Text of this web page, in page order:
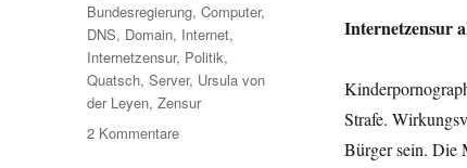
Internetzensur
Strafe.
Bürger sein. Die
Bundesregierung,Computer,
DNS, Domain, Internet,
Internetzensur, Politik,
Quatsch,Server, Ursula von
der Leyen,Zensur
2 Kommentarezu